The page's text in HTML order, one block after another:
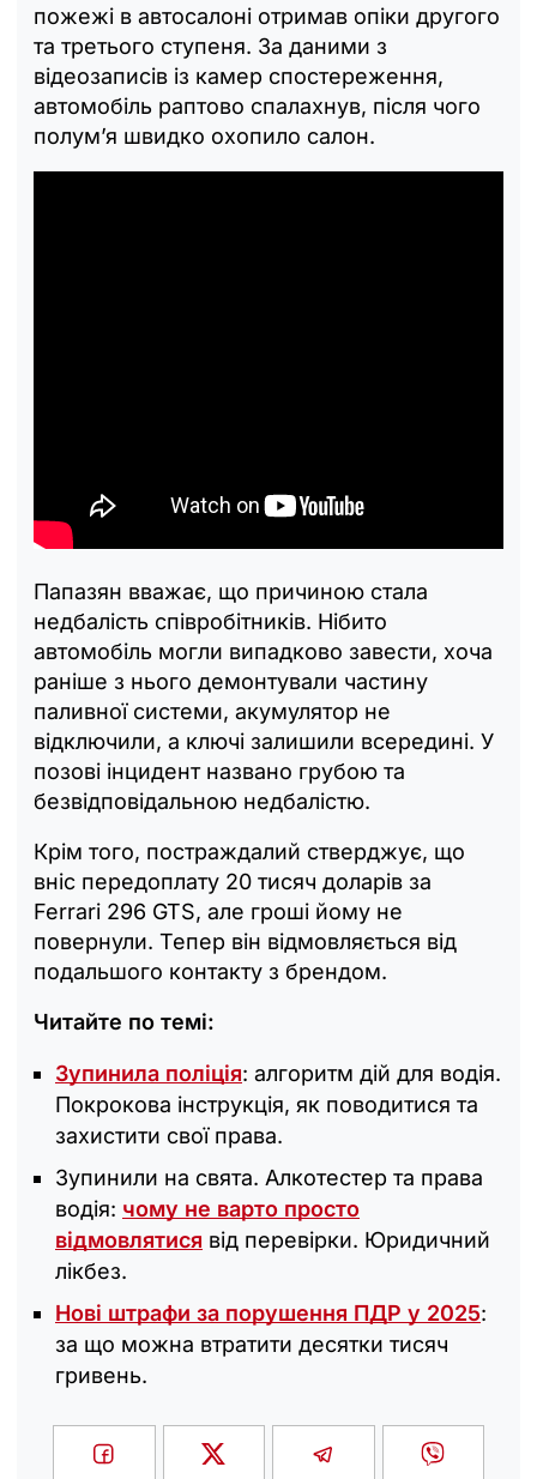
пожежі в автосалоні отримав опіки другого
та третього ступеня. За даними з
відеозаписів із камер спостереження,
автомобіль раптово спалахнув, після чого
полум’я швидко охопило салон.
Папазян вважає, що причиною стала
недбалість співробітників. Нібито
автомобіль могли випадково завести, хоча
раніше з нього демонтували частину
паливної системи, акумулятор не
відключили, а ключі залишили всередині. У
позові інцидент названо грубою та
безвідповідальною недбалістю.
Крім того, постраждалий стверджує, що
вніс передоплату 20 тисяч доларів за
Ferrari 296 GTS, але гроші йому не
повернули. Тепер він відмовляється від
подальшого контакту з брендом.
Читайте по темі:
Зупинила поліція: алгоритм дій для водія.
Покрокова інструкція, як поводитися та
захистити свої права.
Зупинили на свята. Алкотестер та права
водія: чому не варто просто
відмовлятися від перевірки. Юридичний
лікбез.
Нові штрафи за порушення ПДР у 2025:
за що можна втратити десятки тисяч
гривень.